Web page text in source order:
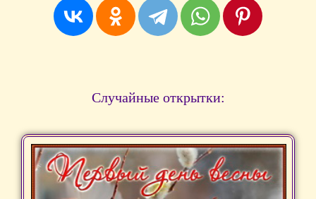
Случайные открытки: